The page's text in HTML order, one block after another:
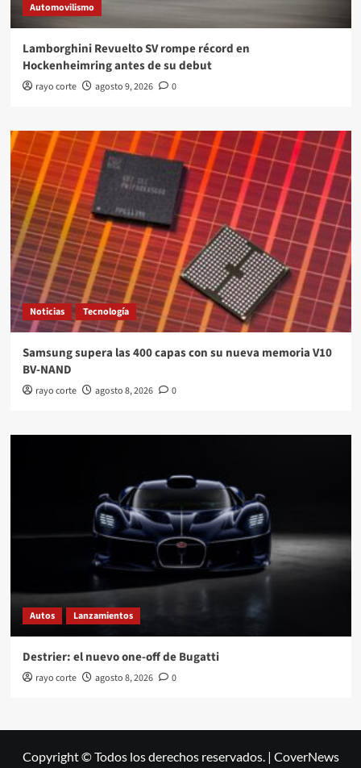
Automovilismo
Lamborghini Revuelto SV rompe récord en
Hockenheimring antes de su debut
rayo corte agosto 9, 2026 0
Noticias Tecnología
Samsung supera las 400 capas con su nueva memoria V10
BV-NAND
rayo corte agosto 8, 2026 0
Autos Lanzamientos
Destrier: el nuevo one-off de Bugatti
rayo corte agosto 8, 2026 0
Copyright © Todos los derechos reservados. | CoverNews